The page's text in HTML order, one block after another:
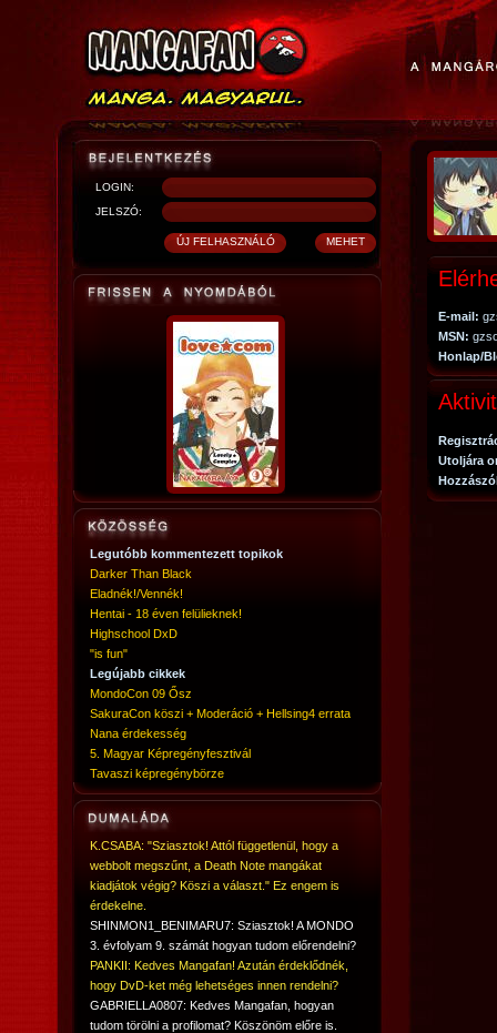
LOGIN:
JELSZÓ:
Legutóbb kommentezett topikok
Darker Than Black
Eladnék!/Vennék!
Hentai - 18 éven felülieknek!
Highschool DxD
"is fun"
Legújabb cikkek
MondoCon 09 Ősz
SakuraCon köszi + Moderáció + Hellsing4 errata
Nana érdekesség
5. Magyar Képregényfesztivál
Tavaszi képregénybörze
K.CSABA: "Sziasztok! Attól függetlenül, hogy a
webbolt megszűnt, a Death Note mangákat
kiadjátok végig? Köszi a választ." Ez engem is
érdekelne.
SHINMON1_BENIMARU7: Sziasztok! A MONDO
3. évfolyam 9. számát hogyan tudom előrendelni?
PANKII: Kedves Mangafan! Azután érdeklődnék,
hogy DvD-ket még lehetséges innen rendelni?
GABRIELLA0807: Kedves Mangafan, hogyan
tudom törölni a profilomat? Köszönöm előre is.
E-mail:
MSN:
Honlap/
Utoljára